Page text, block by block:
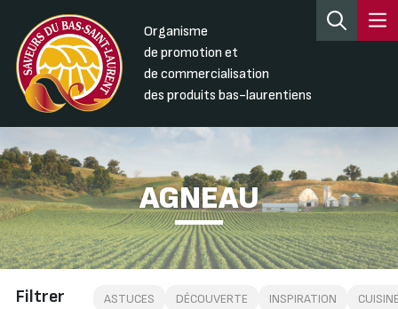
Organisme
de promotion et
de commercialisation
des produits bas-laurentiens
AGNEAU
Filtrer ASTUCES DÉCOUVERTE INSPIRATION